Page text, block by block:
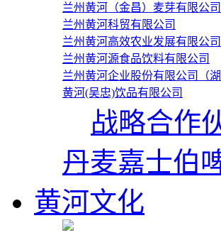
兰州黄河（金昌）麦芽有限公司
兰州黄河科贸有限公司
兰州黄河高效农业发展有限公司
兰州黄河源食品饮料有限公司
兰州黄河企业股份有限公司（
黄河(吴忠)饮品有限公司
战略合作
丹麦嘉士伯
黄河文化